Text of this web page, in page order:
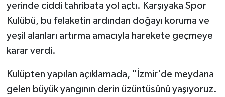
yerinde ciddi tahribata yol açtı. Karşıyaka Spor
Kulübü, bu felaketin ardından doğayı koruma ve
yeşil alanları artırma amacıyla harekete geçmeye
karar verdi.
Kulüpten yapılan açıklamada, "İzmir'de meydana
gelen büyük yangının derin üzüntüsünü yaşıyoruz.